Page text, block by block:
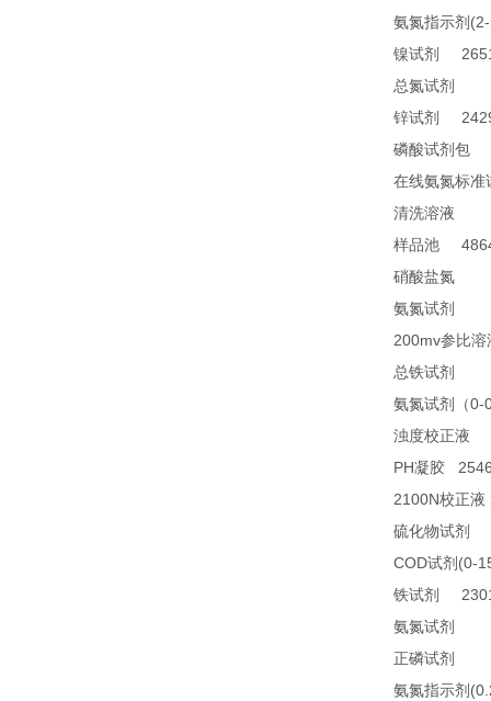
氨氮指示剂
镍试剂
总氮试剂
锌试剂
磷酸试剂包
在线氨氮标准
清洗溶液
样品池
硝酸盐氮
氨氮试剂
200mv参比溶
总铁试剂
氨氮试剂（0-
浊度校正液
PH凝胶
2100N校正液
硫化物试剂
COD试剂 (0-
铁试剂
氨氮试剂
正磷试剂
氨氮指示剂